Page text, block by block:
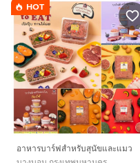
HOT
อาหารบาร์ฟสำหรับสุนัขและแมว